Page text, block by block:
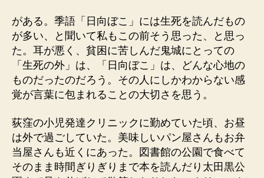
がある。季語「日向ぼこ」には生死を読んだもの
が多い、と聞いて私もこの前そう思った、と思っ
た。耳が悪く、貧困に苦しんだ鬼城にとっての
「生死の外」は、「日向ぼこ」は、どんな心地の
ものだったのだろう。その人にしかわからない感
覚が言葉に包まれることの大切さを思う。
荻窪の小児発達クリニックに勤めていた頃、お昼
は外で過ごしていた。美味しいパン屋さんもお弁
当屋さんも近くにあった。図書館の公園で食べて
そのまま時間ぎりぎりまで本を読んだり太田黒公